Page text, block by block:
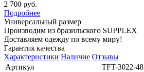
2 700 руб.
Подробнее
Универсальный размер
Производим из бразильского SUPPLEX
Доставляем одежду по всему миру!
Гарантия качества
Характеристики Наличие Отзывы
Артикул
TFT-3022-48